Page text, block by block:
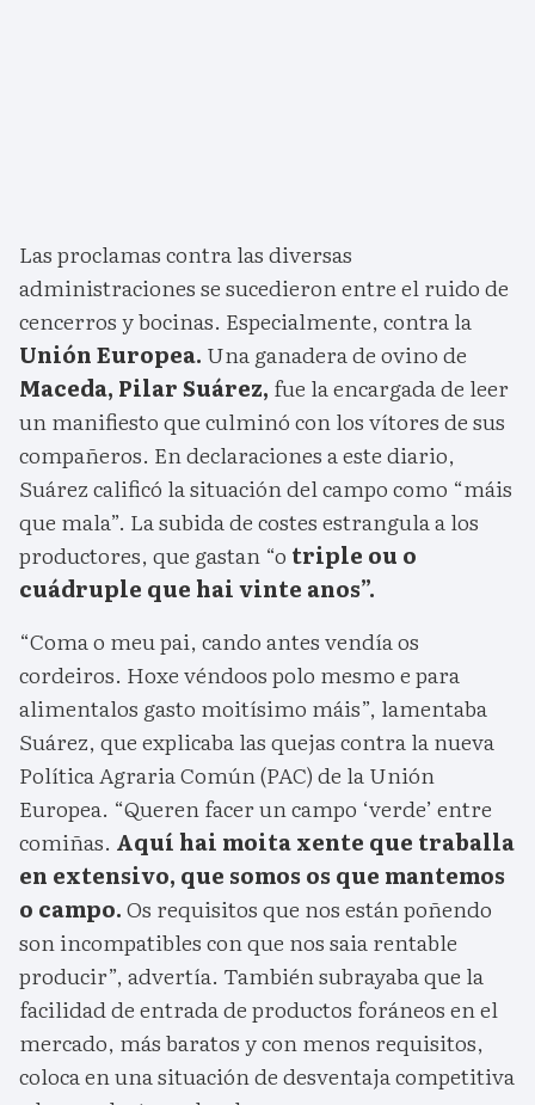
Las proclamas contra las diversas
administraciones se sucedieron entre el ruido de
cencerros y bocinas. Especialmente, contra la
Unión Europea. Una ganadera de ovino de
Maceda, Pilar Suárez, fue la encargada de leer
un manifiesto que culminó con los vítores de sus
compañeros. En declaraciones a este diario,
Suárez calificó la situación del campo como “máis
que mala”. La subida de costes estrangula a los
productores, que gastan “o triple ou o
cuádruple que hai vinte anos”.
“Coma o meu pai, cando antes vendía os
cordeiros. Hoxe véndoos polo mesmo e para
alimentalos gasto moitísimo máis”, lamentaba
Suárez, que explicaba las quejas contra la nueva
Política Agraria Común (PAC) de la Unión
Europea. “Queren facer un campo ‘verde’ entre
comiñas. Aquí hai moita xente que traballa
en extensivo, que somos os que mantemos
o campo.Os requisitos que nos están poñendo
son incompatibles con que nos saia rentable
producir”, advertía. También subrayaba que la
facilidad de entrada de productos foráneos en el
mercado, más baratos y con menos requisitos,
coloca en una situación de desventaja competitiva